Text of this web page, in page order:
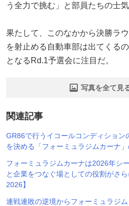
う全力で挑む」と部員たちの士気
果たして、このなかから決勝ラ
を射止める自動車部は出てくる
となるRd.1予選会に注目だ。
写真を全て見
関連記事
GR86で行うイコールコンディショ
を決める「フォーミュラジムカーナ
フォーミュラジムカーナは2026年
と企業をつなぐ場としての役割がさ
2026】
連戦連敗の逆境からフォーミュラジ